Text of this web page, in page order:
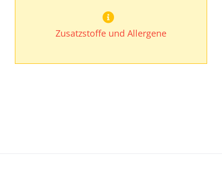
Zusatzstoffe und Allergene